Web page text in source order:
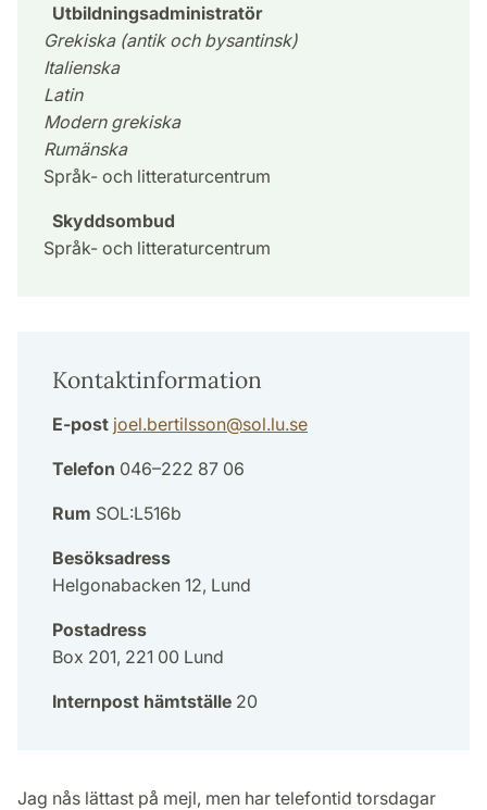
Utbildningsadministratör
Grekiska (antik och bysantinsk)
Italienska
Latin
Modern grekiska
Rumänska
Språk- och litteraturcentrum
Skyddsombud
Språk- och litteraturcentrum
Kontaktinformation
E-post joel.bertilsson@sol.lu.se
Telefon 046–222 87 06
Rum SOL:L516b
Besöksadress
Helgonabacken 12, Lund
Postadress
Box 201, 221 00 Lund
Internpost hämtställe 20
Jag nås lättast på mejl, men har telefontid torsdagar